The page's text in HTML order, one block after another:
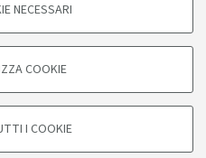
comportamento sul sito, per analisi
NECESSARI
COOKIE
I COOKIE
Bologna - PI: 01131710376 -
sul sito e accessibilità
cookie